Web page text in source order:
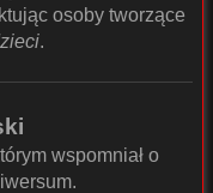
osoby tworzące
.
wspomniał o